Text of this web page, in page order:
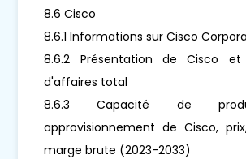
8.6 Cisco
8.6.1 Informations sur Cisco
8.6.2 Présentation de Cisco
d'affaires total
8.6.3 Capacité de
approvisionnement de Cisco,
marge brute (2023-2033)